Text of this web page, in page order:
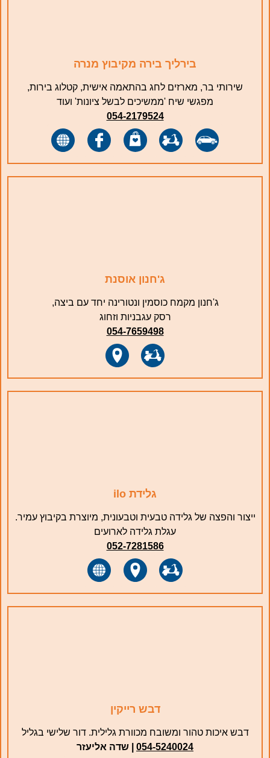
בירליך בירה מקיבוץ מנרה
שירותי בר, מארזים לחג בהתאמה אישית, קטלוג בירות,
מפגשי שיח 'ממשיכים לבשל ציונות' ועוד
054-2179524
ג'חנון אוסנת
ג'חנון מקמח כוסמין ונטורינה יחד עם ביצה,
רסק עגבניות וזחוג
054-7659498
גלידת ilo
ייצור והפצה של גלידה טבעית וטבעונית, מיוצרת בקיבוץ עמיר.
עגלת גלידה לארועים
052-7281586
דבש רייקין
דבש איכות טהור ומשובח מכוורת גלילית. דור שלישי בגליל
054-5240024 | שדה אליעזר